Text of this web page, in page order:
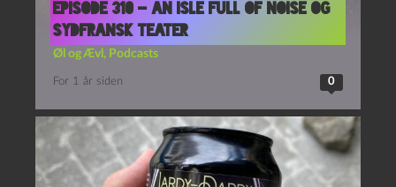
Episode 310 – An Isle Full of Noise og
Sydfransk Teater
Øl og Ævl , Podcasts
For 1 år siden 0